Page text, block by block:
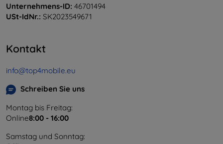
Unternehmens-ID: 46701494
USt-IdNr.: SK2023549671
Kontakt
info@top4mobile.eu
Schreiben Sie uns
Montag bis Freitag:
Online8:00 - 16:00
Samstag und Sonntag: